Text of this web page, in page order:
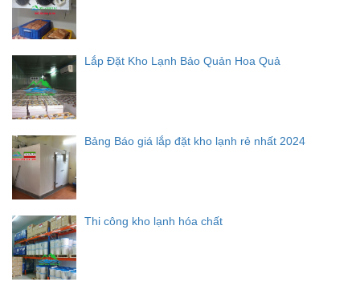
Lắp Đặt Kho Lạnh Bảo Quản Hoa Quả
Bảng Báo giá lắp đặt kho lạnh rẻ nhất 2024
Thi công kho lạnh hóa chất